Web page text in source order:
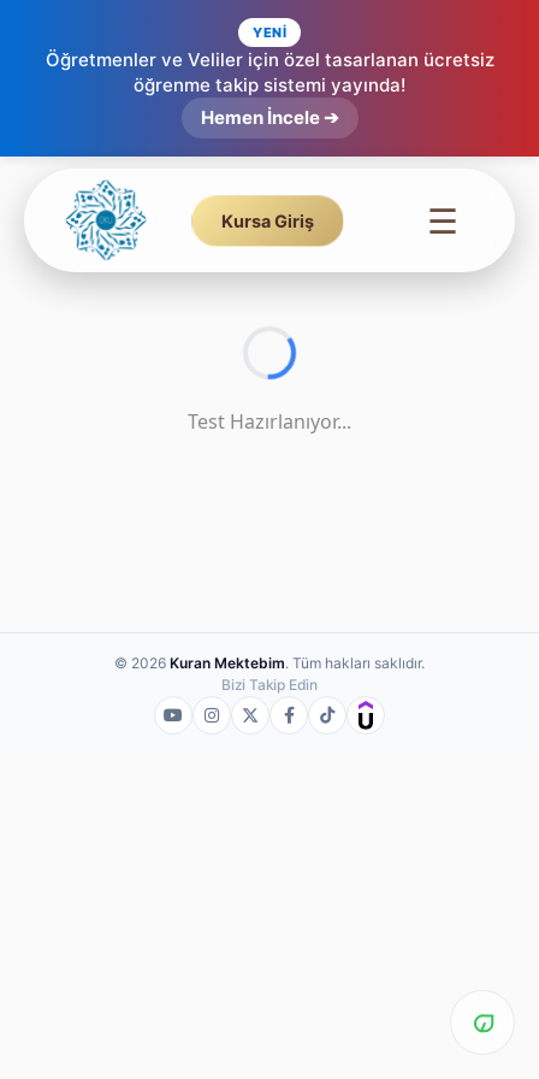
YENİ
Öğretmenler ve Veliler için özel tasarlanan ücretsiz
öğrenme takip sistemi yayında!
Hemen İncele ➔
Kursa Giriş ☰
Tecvid Testi - Sakin Mim - 4
Test Hazırlanıyor...
© 2026 Kuran Mektebim. Tüm hakları saklıdır.
Bizi Takip Edin